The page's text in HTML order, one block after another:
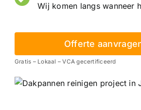
Wij komen langs wanneer
Offerte
Gratis – Lokaal – VCA gecertificeerd